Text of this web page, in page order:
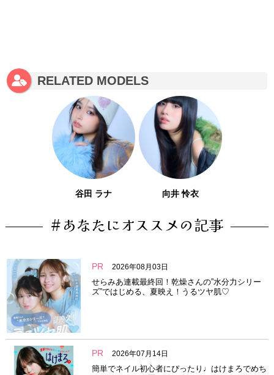
RELATED MODELS
谷田 ラナ 向井 怜衣
#あなたにオススメの記事
PR 2026年08月03日
せらみあ連載最終回！乾燥さんの”水分力シリー
ズ”ではじめる、夏映え！うるツヤ肌♡
PR 2026年07月14日
簡単でネイル初心者にぴったり♩はけまろでめち